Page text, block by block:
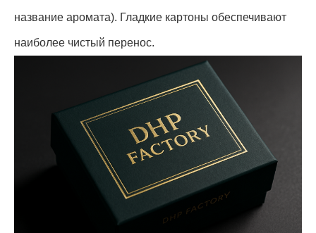
название аромата). Гладкие картоны обеспечивают
наиболее чистый перенос.